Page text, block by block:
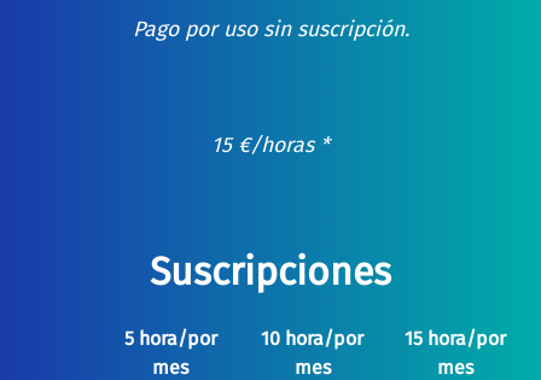
Pago por uso sin suscripción.
15 €/horas *
Suscripciones
5 hora/por
mes
10 hora/por
mes
15 hora/por
mes